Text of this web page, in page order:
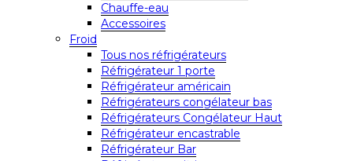
Chauffe-eau
Accessoires
Froid
Tous nos réfrigérateurs
Réfrigérateur 1 porte
Réfrigérateur américain
Réfrigérateurs congélateur bas
Réfrigérateurs Congélateur Haut
Réfrigérateur encastrable
Réfrigérateur Bar